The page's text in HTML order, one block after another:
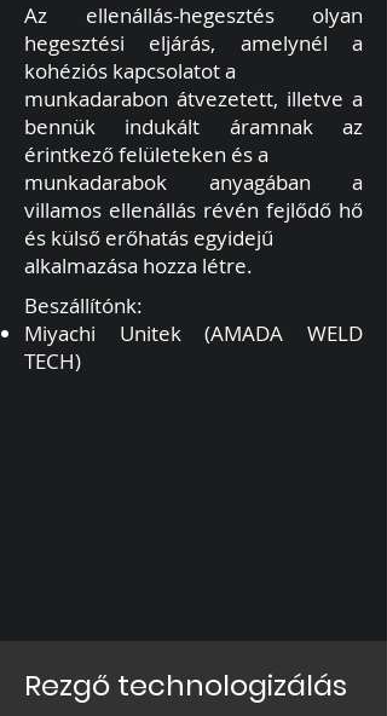
Az ellenállás-hegesztés olyan
hegesztési eljárás, amelynél a
kohéziós kapcsolatot a
munkadarabon átvezetett, illetve a
bennük indukált áramnak az
érintkező felületeken és a
munkadarabok anyagában a
villamos ellenállás révén fejlődő hő
és külső erőhatás egyidejű
alkalmazása hozza létre.
Beszállítónk:
Miyachi Unitek (AMADA WELD
TECH)
Rezgő technologizálás